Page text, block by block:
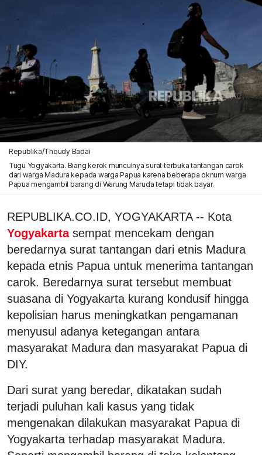
Republika/Thoudy Badai
Tugu Yogyakarta. Biang kerok munculnya surat terbuka tantangan carok
dari warga Madura kepada warga Papua karena beberapa oknum warga
Papua mengambil barang di Warung Maruda tetapi tidak bayar.
REPUBLIKA.CO.ID, YOGYAKARTA -- Kota
Yogyakarta sempat mencekam dengan
beredarnya surat tantangan dari etnis Madura
kepada etnis Papua untuk menerima tantangan
carok. Beredarnya surat tersebut membuat
suasana di Yogyakarta kurang kondusif hingga
kepolisian harus meningkatkan pengamanan
menyusul adanya ketegangan antara
masyarakat Madura dan masyarakat Papua di
DIY.
Dari surat yang beredar, dikatakan sudah
terjadi puluhan kali kasus yang tidak
mengenakan dilakukan masyarakat Papua di
Yogyakarta terhadap masyarakat Madura.